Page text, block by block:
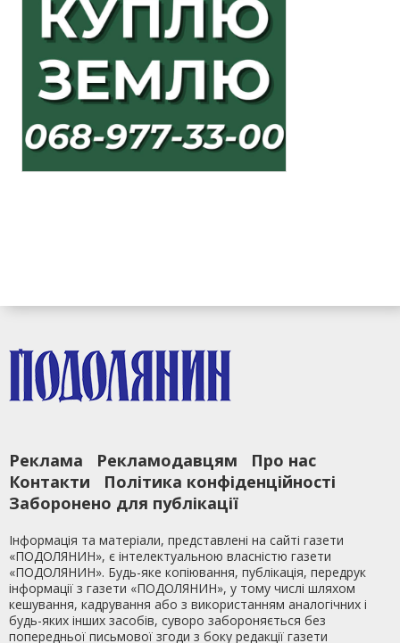
Реклама Рекламодавцям
Про нас
Контакти
Політика конфіденційності
Заборонено для публікації
Інформація та матеріали, представлені на сайті газети
«ПОДОЛЯНИН», є інтелектуальною власністю газети
«ПОДОЛЯНИН». Будь-яке копіювання, публікація, передрук
інформації з газети «ПОДОЛЯНИН», у тому числі шляхом
кешування, кадрування або з використанням аналогічних і
будь-яких інших засобів, суворо забороняється без
попередньої письмової згоди з боку редакції газети